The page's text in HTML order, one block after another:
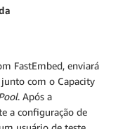
FastEmbed, enviará
com o Capacity
. Após a
a configuração de